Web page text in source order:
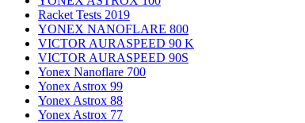
Racket Tests 2019
YONEX NANOFLARE 800
VICTOR AURASPEED 90 K
VICTOR AURASPEED 90S
Yonex Nanoflare 700
Yonex Astrox 99
Yonex Astrox 88
Yonex Astrox 77